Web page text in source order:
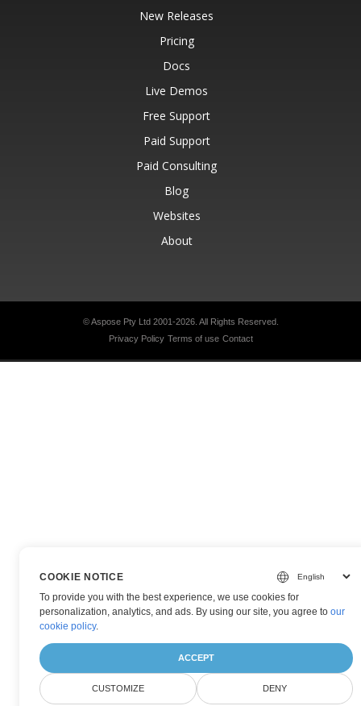
New Releases
Pricing
Docs
Live Demos
Free Support
Paid Support
Paid Consulting
Blog
Websites
About
© Aspose Pty Ltd 2001-2026. All Rights Reserved.
Privacy Policy Terms of use Contact
COOKIE NOTICE
To provide you with the best experience, we use cookies for
personalization, analytics, and ads. By using our site, you agree toour
cookie policy.
ACCEPT
CUSTOMIZE DENY